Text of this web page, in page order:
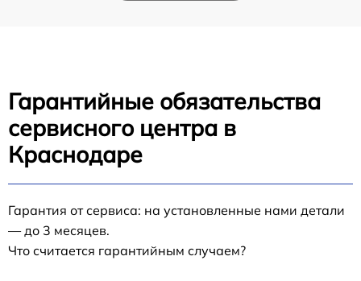
Гарантийные обязательства
сервисного центра в
Краснодаре
Гарантия от сервиса: на установленные нами детали
— до 3 месяцев.
Что считается гарантийным случаем?